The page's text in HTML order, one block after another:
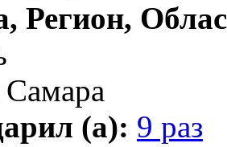
Регион,
Самара
(а): 9 раз